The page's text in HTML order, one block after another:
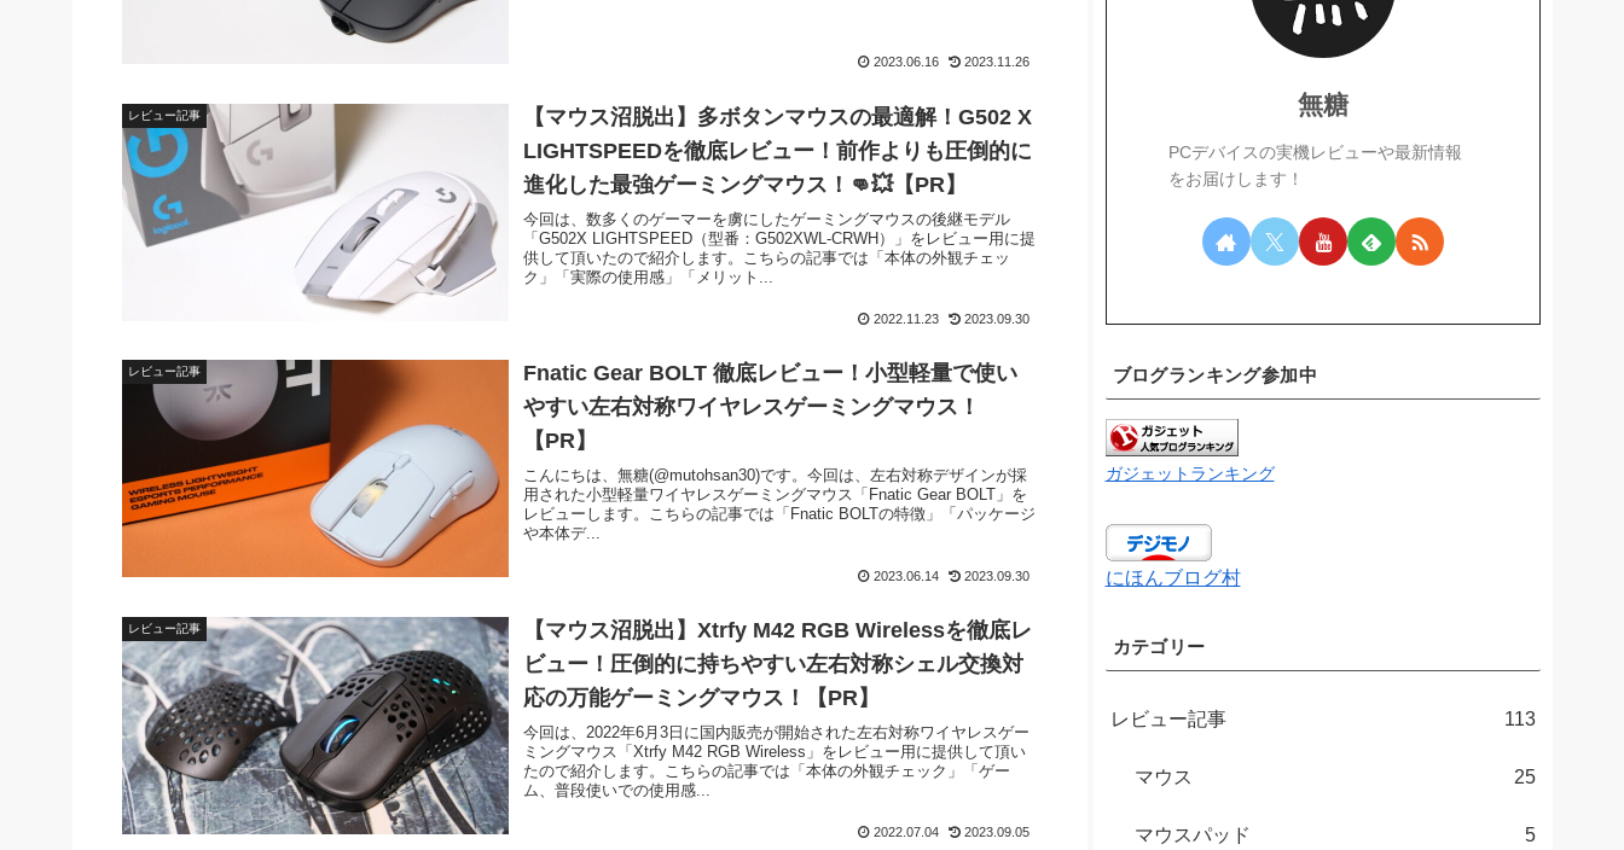
2023.06.16 2023.11.26
レビュー記事
【マウス沼脱出】多ボタンマウスの最適解！G502 X
LIGHTSPEEDを徹底レビュー！前作よりも圧倒的に
進化した最強ゲーミングマウス！👊💥【PR】
今回は、数多くのゲーマーを虜にしたゲーミングマウスの後継モデル
「G502X LIGHTSPEED（型番：G502XWL-CRWH）」をレビュー用に提
供して頂いたので紹介します。こちらの記事では「本体の外観チェッ
ク」「実際の使用感」「メリット...
2022.11.23 2023.09.30
レビュー記事
Fnatic Gear BOLT 徹底レビュー！小型軽量で使い
やすい左右対称ワイヤレスゲーミングマウス！
【PR】
こんにちは、無糖(@mutohsan30)です。今回は、左右対称デザインが採
用された小型軽量ワイヤレスゲーミングマウス「Fnatic Gear BOLT」を
レビューします。こちらの記事では「Fnatic BOLTの特徴」「パッケージ
や本体デ...
2023.06.14 2023.09.30
レビュー記事
【マウス沼脱出】Xtrfy M42 RGB Wirelessを徹底レ
ビュー！圧倒的に持ちやすい左右対称シェル交換対
応の万能ゲーミングマウス！【PR】
今回は、2022年6月3日に国内販売が開始された左右対称ワイヤレスゲー
ミングマウス「Xtrfy M42 RGB Wireless」をレビュー用に提供して頂い
たので紹介します。こちらの記事では「本体の外観チェック」「ゲー
ム、普段使いでの使用感...
2022.07.04 2023.09.05
無糖
PCデバイスの実機レビューや最新情報
をお届けします！
ブログランキング参加中
ガジェットランキング
にほんブログ村
カテゴリー
レビュー記事 113
マウス 25
マウスパッド 5